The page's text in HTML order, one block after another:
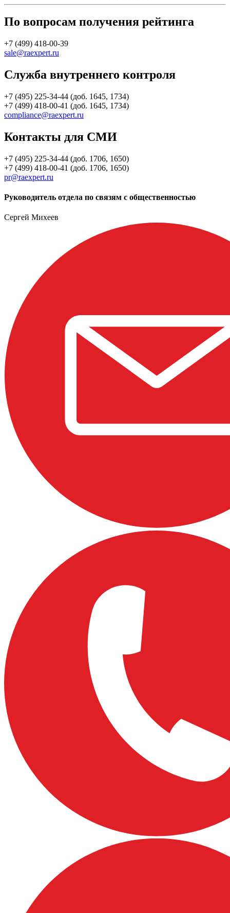
По вопросам получения рейтинга
+7 (499) 418-00-39
sale@raexpert.ru
Служба внутреннего контроля
+7 (495) 225-34-44 (доб. 1645, 1734)
+7 (499) 418-00-41 (доб. 1645, 1734)
compliance@raexpert.ru
Контакты для СМИ
+7 (495) 225-34-44 (доб. 1706, 1650)
+7 (499) 418-00-41 (доб. 1706, 1650)
pr@raexpert.ru
Руководитель отдела по связям с общественностью
Сергей Михеев